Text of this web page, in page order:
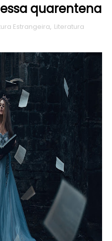
quarentena
Estrangeira, Literatura